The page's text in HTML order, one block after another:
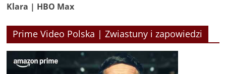
Klara | HBO Max
Prime Video Polska | Zwiastuny i zapowiedzi